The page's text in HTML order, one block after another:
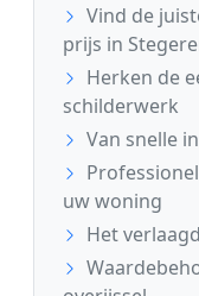
Vind de
prijs in
Herken de
schilderwerk
Van snelle
uw woning
Het